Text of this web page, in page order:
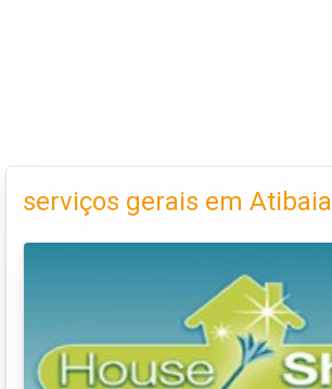
serviços gerais em Atibaia